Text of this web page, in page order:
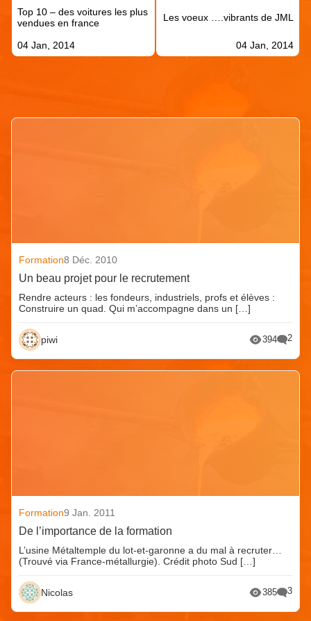
l’article
Top 10 – des voitures les plus
vendues en france
04 Jan, 2014
Les voeux ….vibrants de JML
04 Jan, 2014
Formation8 Déc. 2010
Un beau projet pour le recrutement
Rendre acteurs : les fondeurs, industriels, profs et élèves :
Construire un quad. Qui m’accompagne dans un […]
piwi 394 2
Formation9 Jan. 2011
De l’importance de la formation
L’usine Métaltemple du lot-et-garonne a du mal à recruter…
(Trouvé via France-métallurgie). Crédit photo Sud […]
Nicolas 385 3